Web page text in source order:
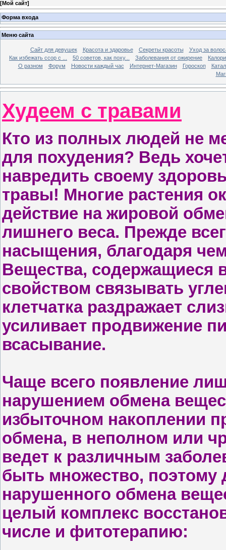
[Мой сайт]
Форма входа
Меню сайта
Сайт для девушек Красота и здаровье Секреты красоты
Уход за
Как избежать ссор с ...
50 советов, как поху... Заболевания от ожирение
О разном
Форум Новости каждый час Интернет-Магазин Гороскоп
Худеем с травами
Кто из полных людей не
для похудения? Ведь
навредить своему
травы! Многие растения
действие на жировой
лишнего веса. Прежде
насыщения, благодаря
Вещества, содержащиеся
свойством связывать
клетчатка раздражает
усиливает продвижение
всасывание.
Чаще всего появление
нарушением обмена
избыточном накоп­лении
обмена, в неполном или
ведет к различным
быть множество, поэтому
нарушенного обмена
целый комплекс
числе и фитотерапию: